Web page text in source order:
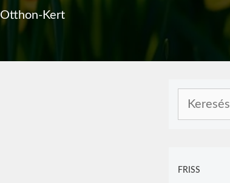
Otthon-Kert
FRISS